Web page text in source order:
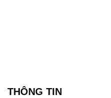
THÔNG TIN